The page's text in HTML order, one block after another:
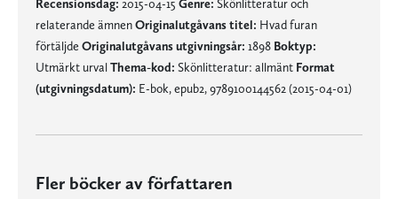
Recensionsdag: 2015-04-15 Genre: Skönlitteratur och
relaterande ämnenOriginalutgåvans titel: Hvad furan
förtäljde Originalutgåvans utgivningsår: 1898 Boktyp:
Utmärkt urvalThema-kod: Skönlitteratur: allmänt Format
(utgivningsdatum): E-bok, epub2, 9789100144562 (2015-04-01)
Fler böcker av författaren